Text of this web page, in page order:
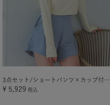
3点セット/ショートパンツ×カップ付長袖ビキニ/水着
¥ 5,929 税込